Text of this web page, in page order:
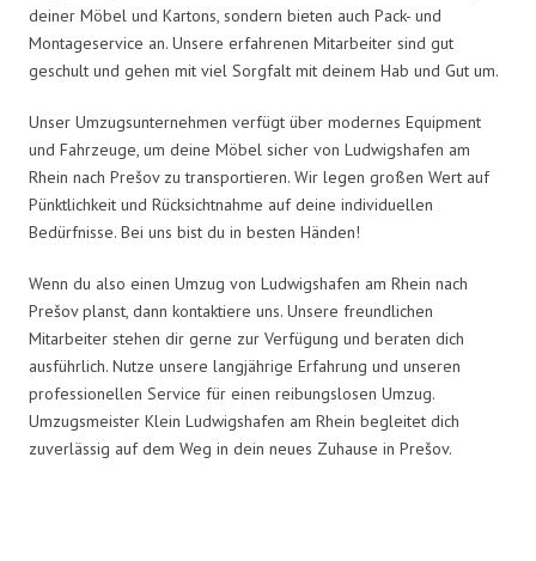
deiner Möbel und Kartons, sondern bieten auch Pack- und
Montageservice an. Unsere erfahrenen Mitarbeiter sind gut
geschult und gehen mit viel Sorgfalt mit deinem Hab und Gut um.
Unser Umzugsunternehmen verfügt über modernes Equipment
und Fahrzeuge, um deine Möbel sicher von Ludwigshafen am
Rhein nach Prešov zu transportieren. Wir legen großen Wert auf
Pünktlichkeit und Rücksichtnahme auf deine individuellen
Bedürfnisse. Bei uns bist du in besten Händen!
Wenn du also einen Umzug von Ludwigshafen am Rhein nach
Prešov planst, dann kontaktiere uns. Unsere freundlichen
Mitarbeiter stehen dir gerne zur Verfügung und beraten dich
ausführlich. Nutze unsere langjährige Erfahrung und unseren
professionellen Service für einen reibungslosen Umzug.
Umzugsmeister Klein Ludwigshafen am Rhein begleitet dich
zuverlässig auf dem Weg in dein neues Zuhause in Prešov.